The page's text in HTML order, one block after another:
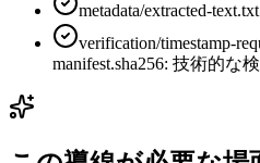
metadata/extracted-
verification/timestamp-
manifest.sha256: 技術的な